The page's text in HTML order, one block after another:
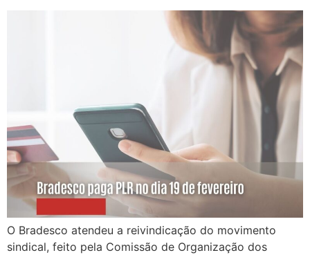
O Bradesco atendeu a reivindicação do movimento
sindical, feito pela Comissão de Organização dos